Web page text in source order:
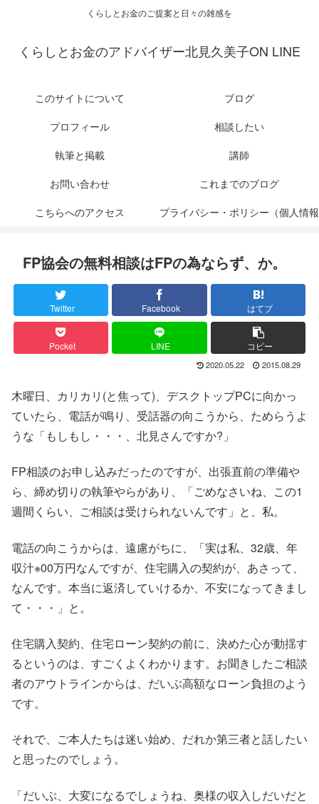
くらしとお金のご提案と日々の雑感を
くらしとお金のアドバイザー北見久美子ON LINE
このサイトについて
ブログ
プロフィール
相談したい
執筆と掲載
講師
お問い合わせ
これまでのブログ
こちらへのアクセス
プライバシー・ポリシー（個人情報
FP協会の無料相談はFPの為ならず、か。
Twitter Facebook はてブ
Pocket LINE コピー
2020.05.22 2015.08.29
木曜日、カリカリ(と焦って)、デスクトップPCに向かっ
ていたら、電話が鳴り、受話器の向こうから、ためらうよ
うな「もしもし・・・、北見さんですか?」
FP相談のお申し込みだったのですが、出張直前の準備や
ら、締め切りの執筆やらがあり、「ごめなさいね、この1
週間くらい、ご相談は受けられないんです」と、私。
電話の向こうからは、遠慮がちに、「実は私、32歳、年
収汁※00万円なんですが、住宅購入の契約が、あさって、
なんです。本当に返済していけるか、不安になってきまし
て・・・」と。
住宅購入契約、住宅ローン契約の前に、決めた心が動揺す
るというのは、すごくよくわかります。お聞きしたご相談
者のアウトラインからは、だいぶ高額なローン負担のよう
です。
それで、ご本人たちは迷い始め、だれか第三者と話したい
と思ったのでしょう。
「だいぶ、大変になるでしょうね、奥様の収入しだいだと